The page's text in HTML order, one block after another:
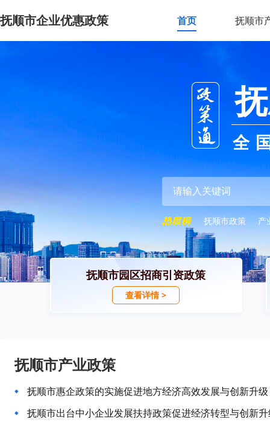
抚顺市企业优惠政策 首页 抚顺市
全
抚顺市政策 产
抚顺市园区招商引资政策
查看详情 >
抚顺市产业政策
抚顺市惠企政策的实施促进地方经济高效发展与创新升级
抚顺市出台中小企业发展扶持政策促进经济转型与创新